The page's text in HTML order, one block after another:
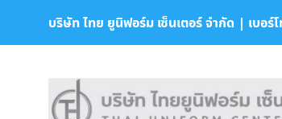
บริษัท ไทย ยูนิฟอร์ม เซ็นเตอร์ จำกัด | เบอร์